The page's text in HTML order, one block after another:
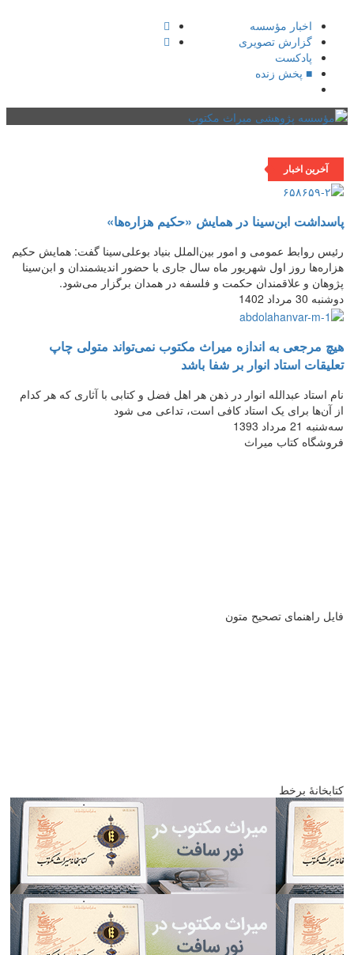
اخبار مؤسسه
گزارش تصویری
پادکست‌
■ پخش زنده
آخرین اخبار
پاسداشت ابن‌سینا در همایش «حکیم هزاره‌ها»
رئیس روابط عمومی و امور بین‌الملل بنیاد بوعلی‌سینا گفت: همایش حکیم
هزاره‌ها روز اول شهریور ماه سال جاری با حضور اندیشمندان و ابن‌سینا
پژوهان و علاقمندان حکمت و فلسفه در همدان برگزار می‌شود.
دوشنبه 30 مرداد 1402
هیچ مرجعی به اندازه میراث مکتوب نمی‌تواند متولی چاپ
تعلیقات استاد انوار بر شفا باشد
نام استاد عبدالله انوار در ذهن هر اهل فضل و کتابی با آثاری که هر کدام
از آن‌‌ها برای یک استاد کافی است، تداعی می ‌شود
سه‌شنبه 21 مرداد 1393
فروشگاه کتاب میراث
فایل راهنمای تصحیح متون
کتابخانۀ برخط